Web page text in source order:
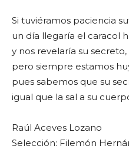
Si tuviéramos paciencia
un día llegaría el caracol
y nos revelaría su secreto,
pero siempre estamos
pues sabemos que su
igual que la sal a su
Raúl Aceves Lozano
Selección: Filemón